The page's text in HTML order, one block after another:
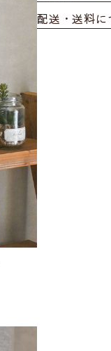
配送・送料に